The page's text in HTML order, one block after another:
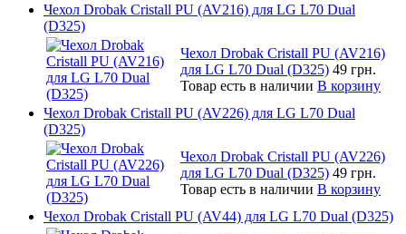
Чехол Drobak Cristall PU (AV216) для LG L70 Dual
(D325)
Чехол Drobak Cristall PU (AV216)
для LG L70 Dual (D325) 49 грн.
Товар есть в наличии В корзину
Чехол Drobak Cristall PU (AV226) для LG L70 Dual
(D325)
Чехол Drobak Cristall PU (AV226)
для LG L70 Dual (D325) 49 грн.
Товар есть в наличии В корзину
Чехол Drobak Cristall PU (AV44) для LG L70 Dual (D325)